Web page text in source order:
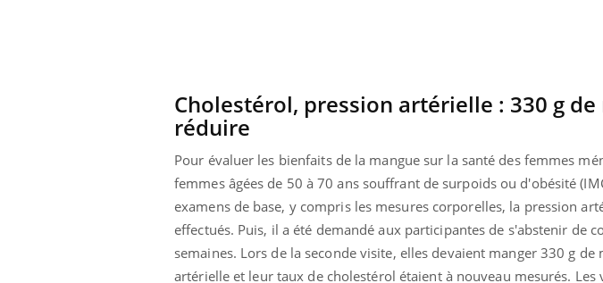
Cholestérol, pression artérielle : 330 g
réduire
Pour évaluer les bienfaits de la mangue sur la santé des femmes
femmes âgées de 50 à 70 ans souffrant de surpoids ou d'obésité
examens de base, y compris les mesures corporelles, la pression
effectués. Puis, il a été demandé aux participantes de s'abstenir de
semaines. Lors de la seconde visite, elles devaient manger 330 g
artérielle et leur taux de cholestérol étaient à nouveau mesurés.
Diabète & Ramadan 2026 Youtube
Le Ramadan approche, et, pour de
nombreuses personnes atteintes de
diabète, c'est une période de questions, de
Youtube
Un « jumeau numérique » pour
faciliter l’accès à la médecine
préventiveYoutube
Un établissement lié à un groupe